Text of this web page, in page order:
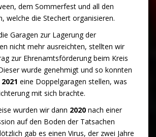
dem Sommerfest und all den
welche die Stechert organisieren.
Garagen zur Lagerung der
nicht mehr ausreichten, stellten wir
zur Ehrenamtsförderung beim Kreis
wurde genehmigt und so konnten
2021 eine Doppelgaragen stellen, was
mit sich brachte.
wurden wir dann 2020 nach einer
auf den Boden der Tatsachen
gab es einen Virus, der zwei Jahre